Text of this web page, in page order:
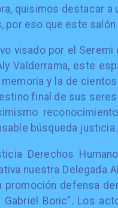
quisimos destacar a
eso que este salón
visado por el
Valderrama, este
y la de
final de sus
búsqueda justicia.
Derechos
nuestra Delegada
promoción defensa
Boric”. Los